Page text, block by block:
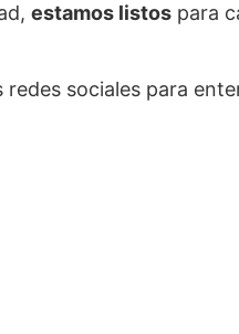
estamos listos para
redes sociales para